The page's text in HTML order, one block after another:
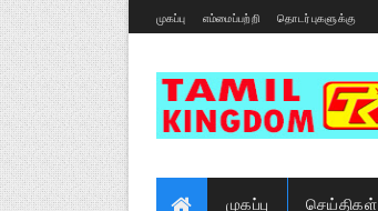
முகப்பு எம்மைப்பற்றி தொடர்புகளுக்கு
முகப்பு செய்திகள்